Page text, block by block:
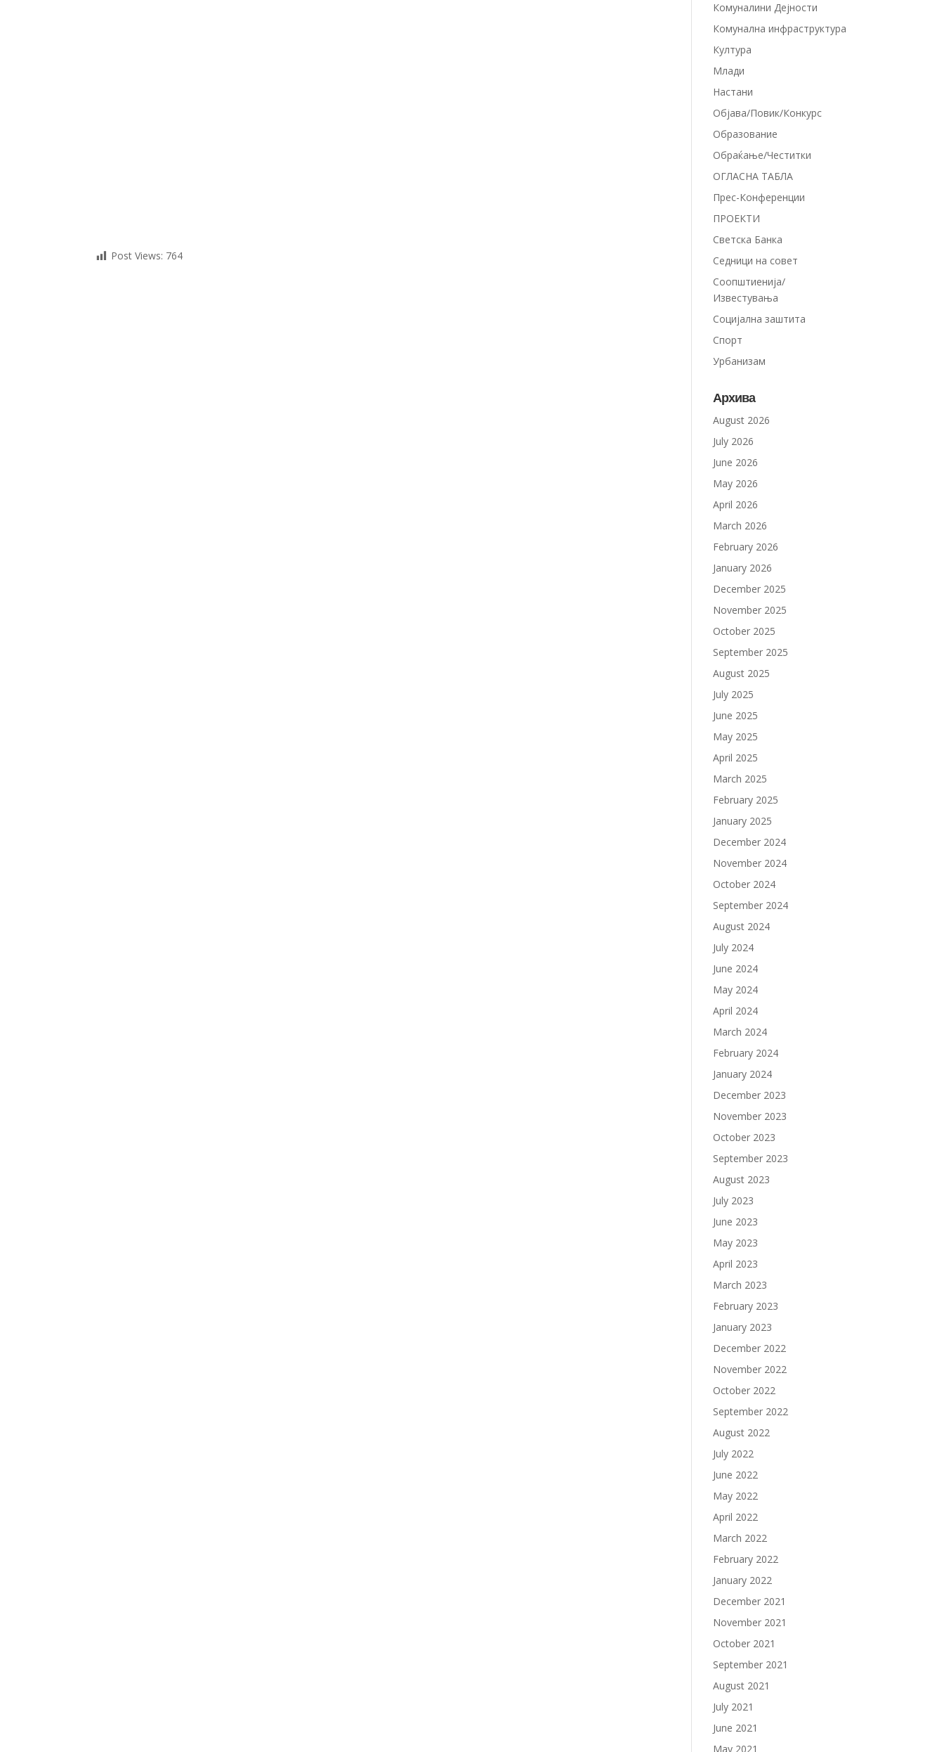
Post Views: 764
Комуналини Дејности
Комунална инфраструктура
Култура
Млади
Настани
Објава/Повик/Конкурс
Образование
Обраќање/Честитки
ОГЛАСНА ТАБЛА
Прес-Конференции
ПРОЕКТИ
Светска Банка
Седници на совет
Соопштиенија/
Известувања
Социјална заштита
Спорт
Урбанизам
Архива
August 2026
July 2026
June 2026
May 2026
April 2026
March 2026
February 2026
January 2026
December 2025
November 2025
October 2025
September 2025
August 2025
July 2025
June 2025
May 2025
April 2025
March 2025
February 2025
January 2025
December 2024
November 2024
October 2024
September 2024
August 2024
July 2024
June 2024
May 2024
April 2024
March 2024
February 2024
January 2024
December 2023
November 2023
October 2023
September 2023
August 2023
July 2023
June 2023
May 2023
April 2023
March 2023
February 2023
January 2023
December 2022
November 2022
October 2022
September 2022
August 2022
July 2022
June 2022
May 2022
April 2022
March 2022
February 2022
January 2022
December 2021
November 2021
October 2021
September 2021
August 2021
July 2021
June 2021
May 2021